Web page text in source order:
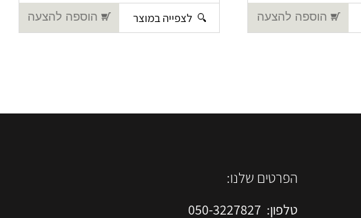
הוספה להצעה לצפייה במוצר הוספה להצעה
הפרטים שלנו:
טלפון: 050-3227827